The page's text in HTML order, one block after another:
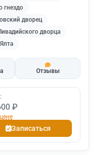
гнездо
дворец
дворца
Ялта
Отзывы
₽
Записаться